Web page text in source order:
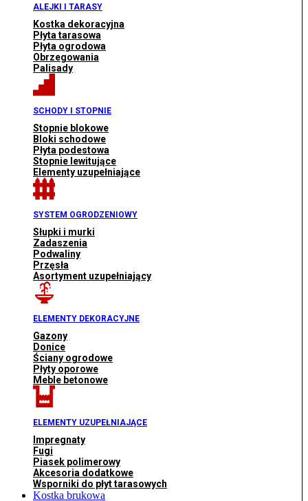
ALEJKI I TARASY
Kostka dekoracyjna
Płyta tarasowa
Płyta ogrodowa
Obrzegowania
Palisady
SCHODY I STOPNIE
Stopnie blokowe
Bloki schodowe
Płyta podestowa
Stopnie lewitujące
Elementy uzupełniające
SYSTEM OGRODZENIOWY
Słupki i murki
Zadaszenia
Podwaliny
Przęsła
Asortyment uzupełniający
ELEMENTY DEKORACYJNE
Gazony
Donice
Ściany ogrodowe
Płyty oporowe
Meble betonowe
ELEMENTY UZUPEŁNIAJĄCE
Impregnaty
Fugi
Piasek polimerowy
Akcesoria dodatkowe
Wsporniki do płyt tarasowych
Kostka brukowa